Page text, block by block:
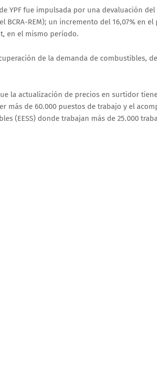
YPF fue impulsada por una devaluación
BCRA-REM); un incremento del 16,07% en
en el mismo período.
de la demanda de combustibles,
la actualización de precios en surtidor
más de 60.000 puestos de trabajo y el
(EESS) donde trabajan más de 25.000